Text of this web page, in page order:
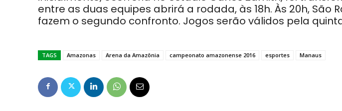
entre as duas equipes abrirá a rodada, às 18h. Às 20h, São
fazem o segundo confronto. Jogos serão válidos pela
TAGS Amazonas Arena da Amazônia campeonato amazonense 2016 esportes Manaus